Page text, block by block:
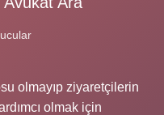
olmayıp ziyaretçilerin
olmak için